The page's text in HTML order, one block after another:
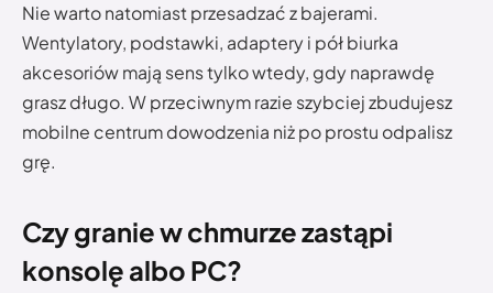
Nie warto natomiast przesadzać z bajerami.
Wentylatory, podstawki, adaptery i pół biurka
akcesoriów mają sens tylko wtedy, gdy naprawdę
grasz długo. W przeciwnym razie szybciej zbudujesz
mobilne centrum dowodzenia niż po prostu odpalisz
grę.
Czy granie w chmurze zastąpi
konsolę albo PC?